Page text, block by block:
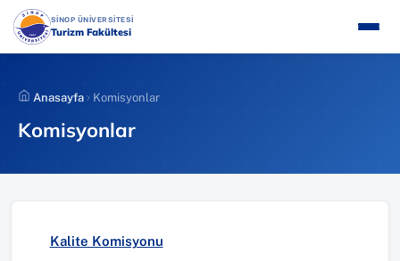
İçeriğe
atla
SİNOP ÜNİVERSİTESİ(YENI SEKMEDE AÇILIR)
Turizm Fakültesi
Anasayfa Komisyonlar
Komisyonlar
Kalite Komisyonu